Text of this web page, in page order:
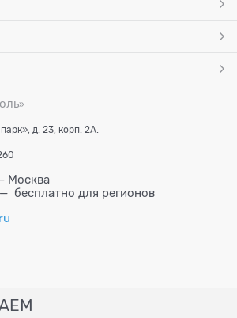
»
д. 23, корп. 2А.
Москва
— бесплатно для регионов